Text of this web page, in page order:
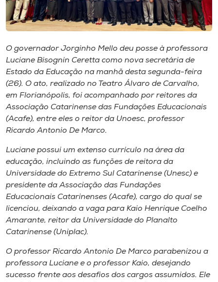
Biblioteca
Editora
Rádio
Museu
Unoesc
Selecione
o idioma
A-
O governador Jorginho Mello deu posse à professora
Luciane Bisognin Ceretta como nova secretária de
Estado da Educação na manhã desta segunda-feira
(26). O ato, realizado no Teatro Álvaro de Carvalho,
em Florianópolis, foi acompanhado por reitores da
Associação Catarinense das Fundações Educacionais
(Acafe), entre eles o reitor da Unoesc, professor
Ricardo Antonio De Marco.
Luciane possui um extenso currículo na área da
educação, incluindo as funções de reitora da
Universidade do Extremo Sul Catarinense (Unesc) e
presidente da Associação das Fundações
Educacionais Catarinenses (Acafe), cargo do qual se
licenciou, deixando a vaga para Kaio Henrique Coelho
Amarante, reitor da Universidade do Planalto
Catarinense (Uniplac).
O professor Ricardo Antonio De Marco parabenizou a
professora Luciane e o professor Kaio, desejando
sucesso frente aos desafios dos cargos assumidos. Ele